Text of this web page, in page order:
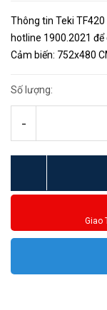
Thông tin Teki
hotline 1900.2021
Cảm biến: 752x480
Số lượng:
-
Giao